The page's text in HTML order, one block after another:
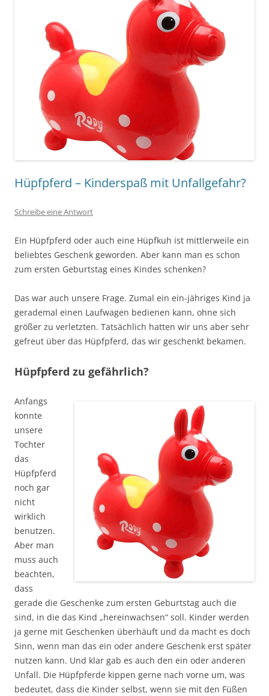
Hüpfpferd – Kinderspaß mit Unfallgefahr?
Schreibe eine Antwort
Ein Hüpfpferd oder auch eine Hüpfkuh ist mittlerweile ein
beliebtes Geschenk geworden. Aber kann man es schon
zum ersten Geburtstag eines Kindes schenken?
Das war auch unsere Frage. Zumal ein ein-jähriges Kind ja
gerademal einen Laufwagen bedienen kann, ohne sich
größer zu verletzten. Tatsächlich hatten wir uns aber sehr
gefreut über das Hüpfpferd, das wir geschenkt bekamen.
Hüpfpferd zu gefährlich?
Anfangs
konnte
unsere
Tochter
das
Hüpfpferd
noch gar
nicht
wirklich
benutzen.
Aber man
muss auch
beachten,
dass
gerade die Geschenke zum ersten Geburtstag auch die
sind, in die das Kind „hereinwachsen“ soll. Kinder werden
ja gerne mit Geschenken überhäuft und da macht es doch
Sinn, wenn man das ein oder andere Geschenk erst später
nutzen kann. Und klar gab es auch den ein oder anderen
Unfall. Die Hüpfpferde kippen gerne nach vorne um, was
bedeutet, dass die Kinder selbst, wenn sie mit den Füßen